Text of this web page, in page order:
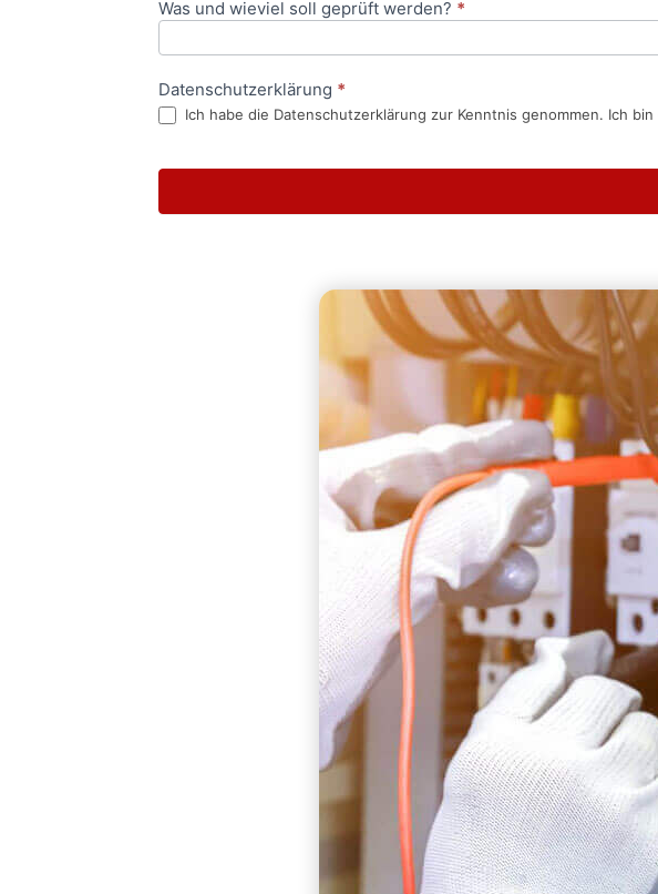
Was und wieviel soll geprüft werden? *
Datenschutzerklärung *
Ich habe die Datenschutzerklärung zur Kenntnis genommen. Ich